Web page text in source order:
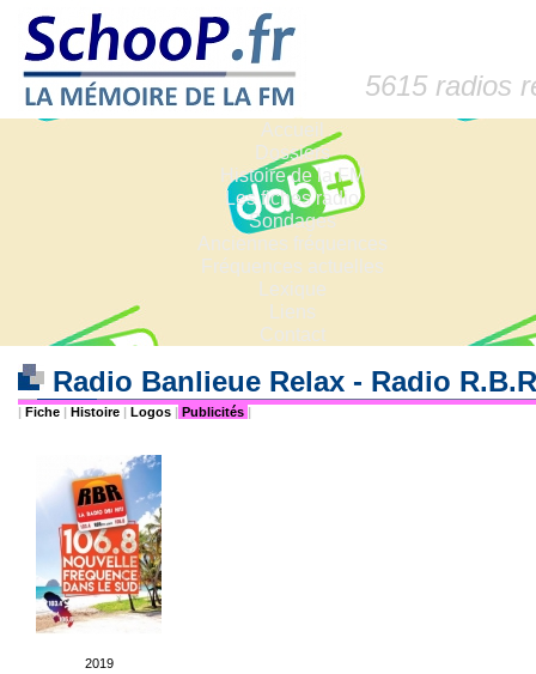
5615 radios
Accueil
Dossiers
Histoire de la FM
Les fiches radio
Sondages
Anciennes fréquences
Fréquences actuelles
Lexique
Liens
Contact
Radio Banlieue Relax - Radio
| Fiche | Histoire | Logos | Publicités |
2019